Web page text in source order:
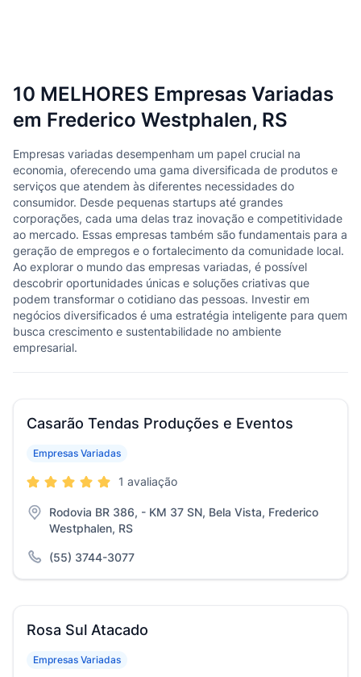
10 MELHORES Empresas Variadas
em Frederico Westphalen, RS
Empresas variadas desempenham um papel crucial na
economia, oferecendo uma gama diversificada de produtos e
serviços que atendem às diferentes necessidades do
consumidor. Desde pequenas startups até grandes
corporações, cada uma delas traz inovação e competitividade
ao mercado. Essas empresas também são fundamentais para a
geração de empregos e o fortalecimento da comunidade local.
Ao explorar o mundo das empresas variadas, é possível
descobrir oportunidades únicas e soluções criativas que
podem transformar o cotidiano das pessoas. Investir em
negócios diversificados é uma estratégia inteligente para quem
busca crescimento e sustentabilidade no ambiente
empresarial.
Casarão Tendas Produções e Eventos
Empresas Variadas
1 avaliação
Rodovia BR 386, - KM 37 SN, Bela Vista, Frederico
Westphalen, RS
(55) 3744-3077
Rosa Sul Atacado
Empresas Variadas